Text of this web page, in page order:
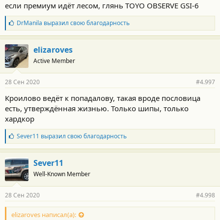
если премиум идёт лесом, глянь TOYO OBSERVE GSI-6
Б
л
а
г
о
д
а
н
с
т
и
:
DrManila выразил свою благодарность
elizaroves
Active Member
28 Сен 2020 #4.997
Кроилово ведёт к попадалову, такая вроде пословица
есть, утверждённая жизнью. Только шипы, только
хардкор
Б
л
а
г
о
д
а
н
о
с
Sever11 выразил свою благодарность
Sever11
Well-Known Member
28 Сен 2020 #4.998
elizaroves написал(а):